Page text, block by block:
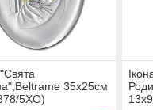
35х25см
5XO)